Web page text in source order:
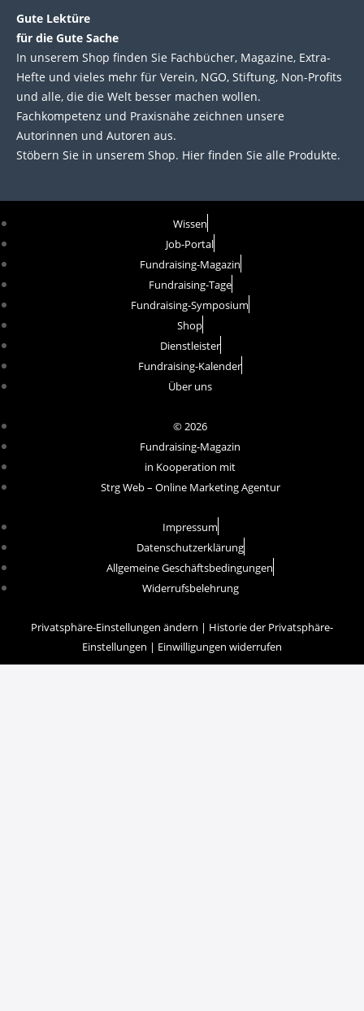
Gute Lektüre
für die Gute Sache
In unserem Shop finden Sie Fachbücher, Magazine, Extra-
Hefte und vieles mehr für Verein, NGO, Stiftung, Non-Profits
und alle, die die Welt besser machen wollen.
Fachkompetenz und Praxisnähe zeichnen unsere
Autorinnen und Autoren aus.
Stöbern Sie in unserem Shop. Hier finden Sie alle Produkte.
Wissen
Job-Portal
Fundraising-Magazin
Fundraising-Tage
Fundraising-Symposium
Shop
Dienstleister
Fundraising-Kalender
Über uns
© 2026
Fundraising-Magazin
in Kooperation mit
Strg Web – Online Marketing Agentur
Impressum
Datenschutzerklärung
Allgemeine Geschäftsbedingungen
Widerrufsbelehrung
Privatsphäre-Einstellungen ändern | Historie der Privatsphäre-
Einstellungen | Einwilligungen widerrufen